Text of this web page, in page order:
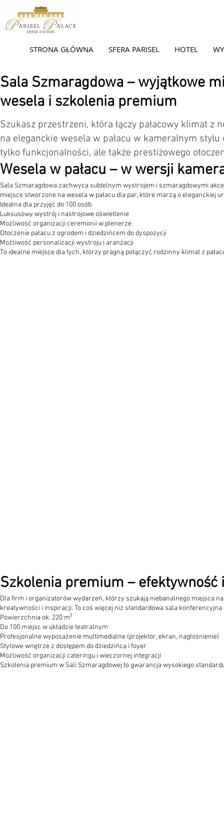
STRONA GŁÓWNA SFERA PARISEL HOTEL
Sala Szmaragdowa – wyjątkowe
wesela i szkolenia premium
Szukasz przestrzeni, która łączy pałacowy klimat
na eleganckie wesela w pałacu w kameralnym
tylko funkcjonalności, ale także prestiżowego
Wesela w pałacu – w wersji
Sala Szmaragdowa zachwyca subtelnym wystrojem i szmaragdowymi
miejsce stworzone na wesela w pałacu dla par, które marzą o
Idealna dla przyjęć do 100 osób
Luksusowy wystrój i nastrojowe oświetlenie
Możliwość organizacji ceremonii w plenerze
Otoczenie pałacu z ogrodem i dziedzińcem do dyspozycji
Możliwość personalizacji wystroju i aranżacji
To idealne miejsce dla tych, którzy pragną połączyć rodzinny klimat z
Szkolenia premium – efektywność
Dla firm i organizatorów wydarzeń, którzy szukają niebanalnego miejsca
kreatywności i inspiracji. To coś więcej niż standardowa sala
Powierzchnia ok. 220 m²
Do 100 miejsc w układzie teatralnym
Profesjonalne wyposażenie multimedialne (projektor, ekran, nagłośnienie)
Stylowe wnętrze z dostępem do dziedzińca i foyer
Możliwość organizacji cateringu i wieczornej integracji
Szkolenia premium w Sali Szmaragdowej to gwarancja wysokiego